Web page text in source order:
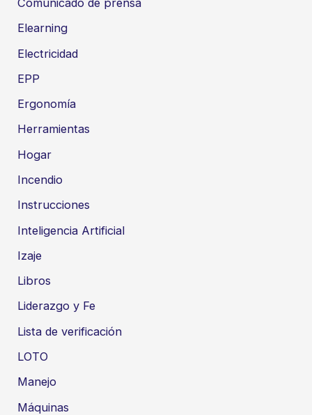
Elearning
Electricidad
EPP
Ergonomía
Herramientas
Hogar
Incendio
Instrucciones
Inteligencia Artificial
Izaje
Libros
Liderazgo y Fe
Lista de verificación
LOTO
Manejo
Máquinas